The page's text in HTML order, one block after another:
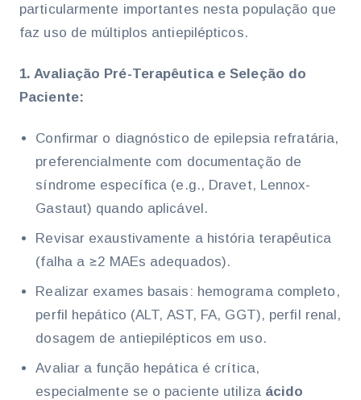
particularmente importantes nesta população que
faz uso de múltiplos antiepilépticos.
1. Avaliação Pré-Terapêutica e Seleção do
Paciente:
Confirmar o diagnóstico de epilepsia refratária,
preferencialmente com documentação de
síndrome específica (e.g., Dravet, Lennox-
Gastaut) quando aplicável.
Revisar exaustivamente a história terapêutica
(falha a ≥2 MAEs adequados).
Realizar exames basais: hemograma completo,
perfil hepático (ALT, AST, FA, GGT), perfil renal,
dosagem de antiepilépticos em uso.
Avaliar a função hepática é crítica,
especialmente se o paciente utiliza ácido